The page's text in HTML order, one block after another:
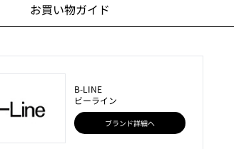
お買い物ガイド
B-LINE
ビーライン
ブランド詳細へ